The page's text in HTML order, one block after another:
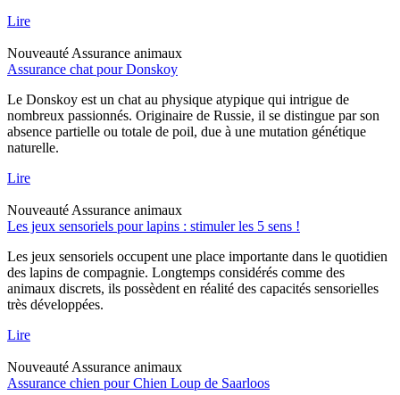
Lire
Nouveauté Assurance animaux
Assurance chat pour Donskoy
Le Donskoy est un chat au physique atypique qui intrigue de
nombreux passionnés. Originaire de Russie, il se distingue par son
absence partielle ou totale de poil, due à une mutation génétique
naturelle.
Lire
Nouveauté Assurance animaux
Les jeux sensoriels pour lapins : stimuler les 5 sens !
Les jeux sensoriels occupent une place importante dans le quotidien
des lapins de compagnie. Longtemps considérés comme des
animaux discrets, ils possèdent en réalité des capacités sensorielles
très développées.
Lire
Nouveauté Assurance animaux
Assurance chien pour Chien Loup de Saarloos